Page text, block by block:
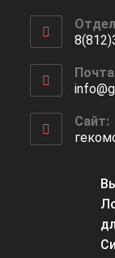
в
вашем
в
вашем
Сайт: